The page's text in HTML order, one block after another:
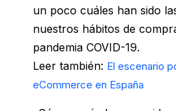
un poco cuáles han sido
nuestros hábitos de
pandemia COVID-19.
Leer también: El escenario
eCommerce en España